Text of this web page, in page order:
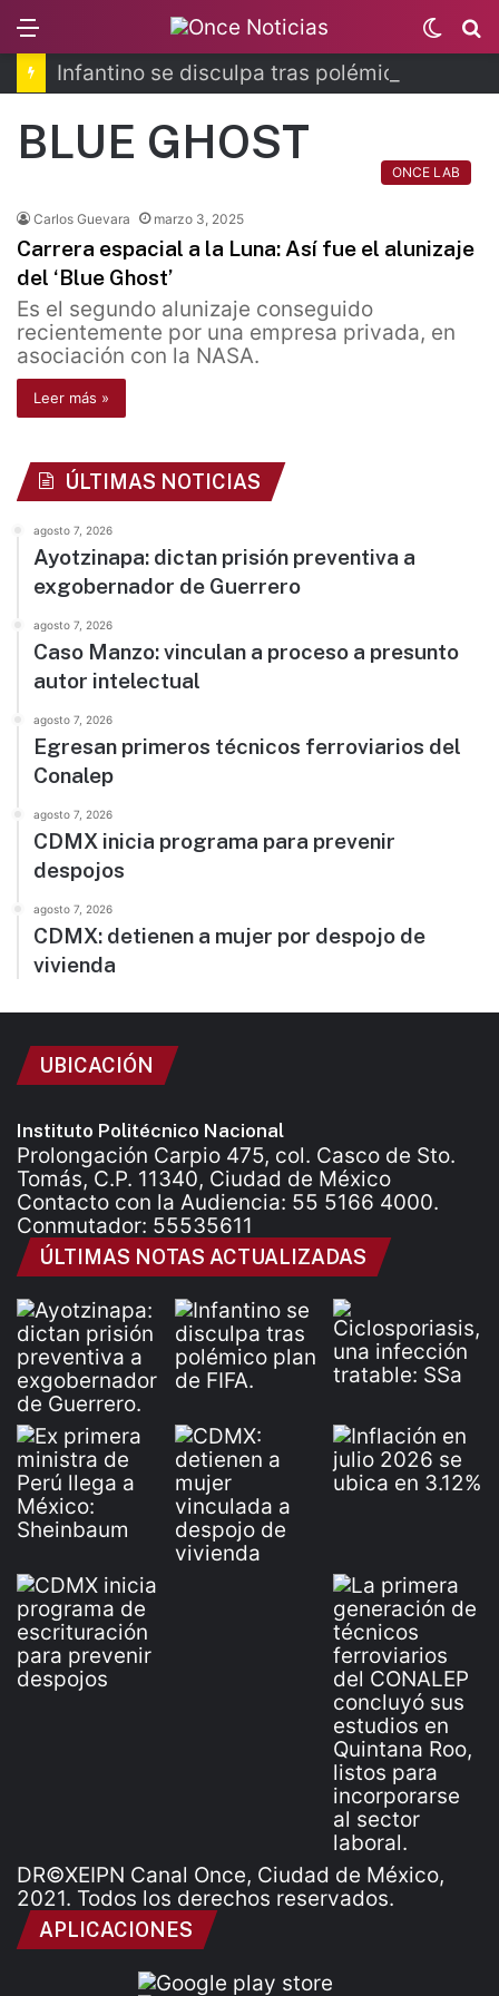
Switch
skin
BLUE GHOST
ONCE LAB
Carlos Guevara marzo 3, 2025
Carrera espacial a la Luna: Así fue el alunizaje
del ‘Blue Ghost’
Es el segundo alunizaje conseguido
recientemente por una empresa privada, en
asociación con la NASA.
Leer más »
ÚLTIMAS NOTICIAS
agosto 7, 2026
Ayotzinapa: dictan prisión preventiva a
exgobernador de Guerrero
agosto 7, 2026
Caso Manzo: vinculan a proceso a presunto
autor intelectual
agosto 7, 2026
Egresan primeros técnicos ferroviarios del
Conalep
agosto 7, 2026
CDMX inicia programa para prevenir
despojos
agosto 7, 2026
CDMX: detienen a mujer por despojo de
vivienda
UBICACIÓN
Instituto Politécnico Nacional
Prolongación Carpio 475, col. Casco de Sto.
Tomás, C.P. 11340, Ciudad de México
Contacto con la Audiencia: 55 5166 4000.
Conmutador: 55535611
ÚLTIMAS NOTAS ACTUALIZADAS
DR©XEIPN Canal Once, Ciudad de México,
2021. Todos los derechos reservados.
APLICACIONES